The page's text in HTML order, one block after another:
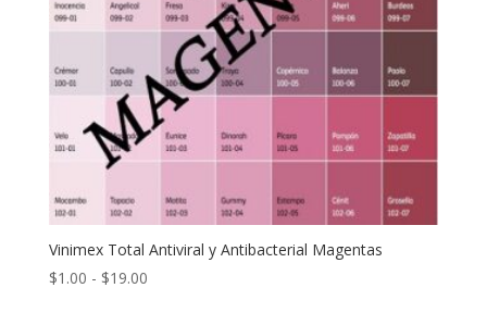
Vinimex Total Antiviral y Antibacterial Magentas
$1.00 - $19.00Rango